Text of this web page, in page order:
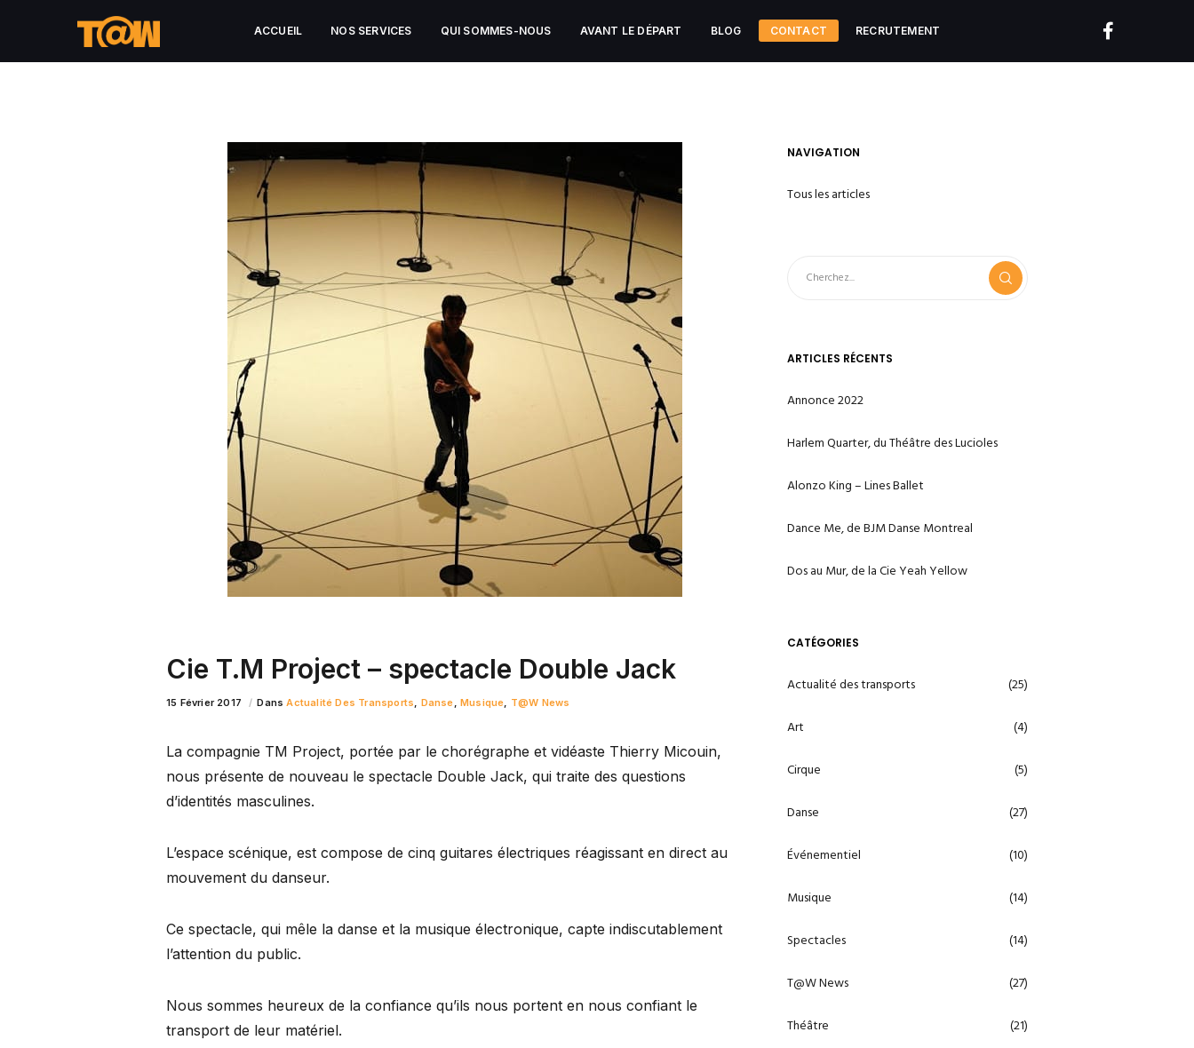
ACCUEIL NOS SERVICES QUI SOMMES-NOUS AVANT LE DÉPART BLOG CONTACT RECRUTEMENT
Cie T.M Project – spectacle Double Jack
15 Février 2017 DansActualité Des Transports, Danse,Musique, T@W News
La compagnie TM Project, portée par le chorégraphe et vidéaste Thierry Micouin,
nous présente de nouveau le spectacle Double Jack, qui traite des questions
d’identités masculines.
L’espace scénique, est compose de cinq guitares électriques réagissant en direct au
mouvement du danseur.
Ce spectacle, qui mêle la danse et la musique électronique, capte indiscutablement
l’attention du public.
Nous sommes heureux de la confiance qu’ils nous portent en nous confiant le
transport de leur matériel.
NAVIGATION
Tous les articles
ARTICLES RÉCENTS
Annonce 2022
Harlem Quarter, du Théâtre des Lucioles
Alonzo King – Lines Ballet
Dance Me, de BJM Danse Montreal
Dos au Mur, de la Cie Yeah Yellow
CATÉGORIES
Actualité des transports (25)
Art (4)
Cirque (5)
Danse (27)
Événementiel (10)
Musique (14)
Spectacles (14)
T@W News (27)
Théâtre (21)